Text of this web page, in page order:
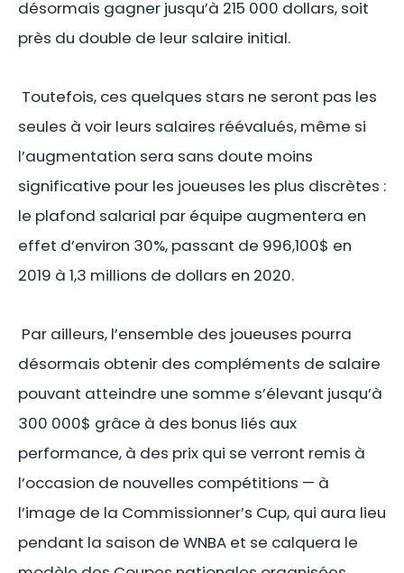
désormais gagner jusqu’à 215 000 dollars, soit
près du double de leur salaire initial.
Toutefois, ces quelques stars ne seront pas les
seules à voir leurs salaires réévalués, même si
l’augmentation sera sans doute moins
significative pour les joueuses les plus discrètes :
le plafond salarial par équipe augmentera en
effet d’environ 30%, passant de 996,100$ en
2019 à 1,3 millions de dollars en 2020.
Par ailleurs, l’ensemble des joueuses pourra
désormais obtenir des compléments de salaire
pouvant atteindre une somme s’élevant jusqu’à
300 000$ grâce à des bonus liés aux
performance, à des prix qui se verront remis à
l’occasion de nouvelles compétitions — à
l’image de la Commissionner’s Cup, qui aura lieu
pendant la saison de WNBA et se calquera le